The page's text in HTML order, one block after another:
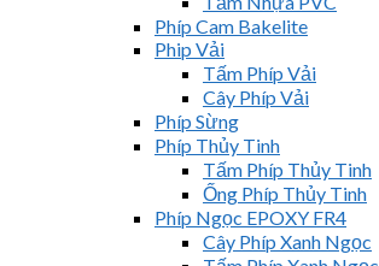
Phíp Cam Bakelite
Phip Vải
Tấm Phíp Vải
Cây Phíp Vải
Phíp Sừng
Phíp Thủy Tinh
Tấm Phíp Thủy Tinh
Ống Phíp Thủy Tinh
Phíp Ngọc EPOXY FR4
Cây Phíp Xanh Ngọc